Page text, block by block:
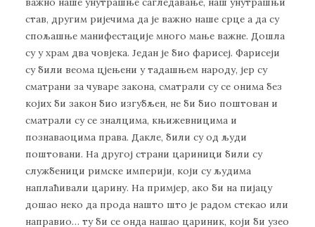
став, другим ријечима да је важно наше срце а да су
спољашње манифестације много мање важне. Дошла
су у храм два човјека. Један је био фарисеј. Фарисеји
су били веома цјењени у тадашњем народу, јер су
сматрани за чуваре закона, сматрали су се онима без
којих би закон био изгубљен, не би био поштован и
сматрали су се зналцима, књижевницима и
познаваоцима права. Дакле, били су од људи
поштовани. На другој страни цариници били су
службеници римске империји, који су људима
наплаћивали царину. На примјер, ако би на пијацу
дошао неко да прода нашто што је радом стекао или
направио… ту би се онда нашао цариник, који би узео